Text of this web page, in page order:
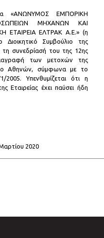
«ΑΝΩΝΥΜΟΣ ΕΜΠΟΡΙΚΗ
ΜΗΧΑΝΩΝ ΚΑΙ
ΕΤΑΙΡΕΙΑ ΕΛΤΡΑΚ Α.Ε.» (η
Διοικητικό Συμβούλιο της
συνεδρίασή του της 12ης
των μετοχών της
Αθηνών, σύμφωνα με το
Υπενθυμίζεται ότι η
Εταιρείας έχει παύσει ήδη
2020